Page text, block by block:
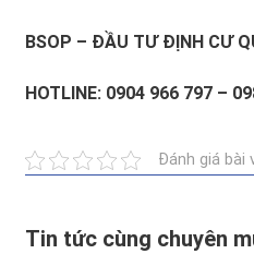
BSOP – ĐẦU TƯ ĐỊNH CƯ
HOTLINE: 0904 966 797 –
Đánh giá bài
Tin tức cùng chuyên